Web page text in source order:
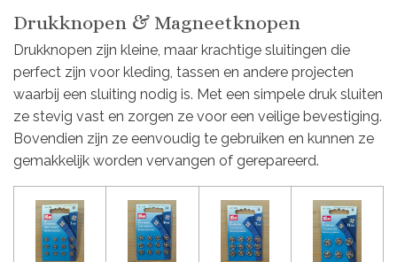
Drukknopen & Magneetknopen
Drukknopen zijn kleine, maar krachtige sluitingen die
perfect zijn voor kleding, tassen en andere projecten
waarbij een sluiting nodig is. Met een simpele druk sluiten
ze stevig vast en zorgen ze voor een veilige bevestiging.
Bovendien zijn ze eenvoudig te gebruiken en kunnen ze
gemakkelijk worden vervangen of gerepareerd.